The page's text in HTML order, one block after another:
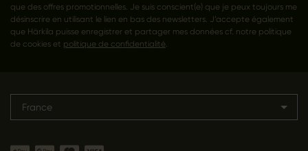
que des offres promotionnelles. Je suis conscient(e) que je peux toujours me
désinscrire en utilisant le lien en bas des newsletters. J’accepte également
que Härkila puisse enregistrer et partager mes données cf. notre politique
de cookies et politique de confidentialité.
France